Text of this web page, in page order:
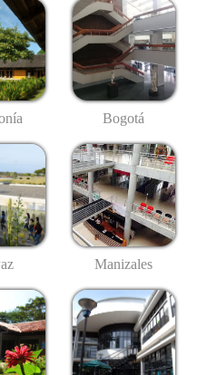
Bogotá
Manizales